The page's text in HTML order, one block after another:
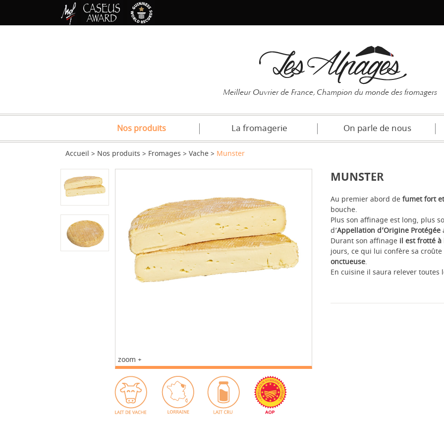
Meilleur Ouvrier de France, Champion du monde des fromagers
Nos produits La fromagerie On parle de nous
Accueil Nos produits Fromages Vache Munster
MUNSTER
Au premier abord defumet fort
bouche.
Plus son affinage est long, plus
d’Appellation d’Origine Protégée
Durant son affinage il est frotté à
jours, ce qui lui confère sa
onctueuse.
En cuisine il saura relever toutes
zoom +